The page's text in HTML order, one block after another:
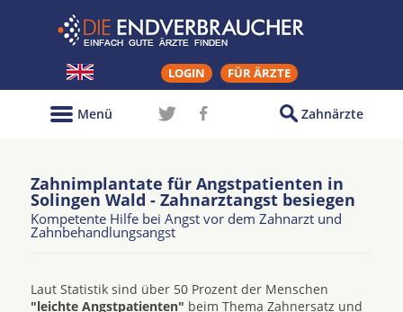
LOGIN FÜR ÄRZTE
Zahnärzte
Menü
Zahnimplantate für Angstpatienten in
Solingen Wald - Zahnarztangst besiegen
Kompetente Hilfe bei Angst vor dem Zahnarzt und
Zahnbehandlungsangst
Laut Statistik sind über 50 Prozent der Menschen
"leichte Angstpatienten" beim Thema Zahnersatz und